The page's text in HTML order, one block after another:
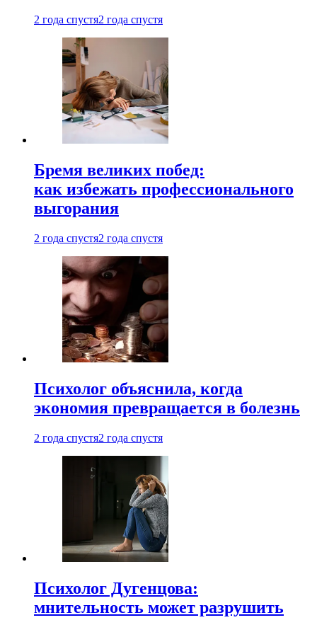
2 года спустя2 года спустя
Бремя великих побед:
как избежать профессионального
выгорания
2 года спустя2 года спустя
Психолог объяснила, когда
экономия превращается в болезнь
2 года спустя2 года спустя
Психолог Дугенцова:
мнительность может разрушить